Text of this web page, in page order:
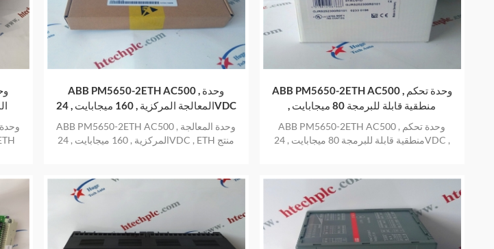
ABB PM5650-2ETH AC500 , وحدة
المعالجة المركزية , 160 ميجابايت , 24VDC
, ETH
ABB PM5650-2ETH AC500 , وحدة المعالجة
المركزية , 160 ميجابايت , 24VDC , ETH منتج
ABB PM5650-2ETH AC500 , وحدة تحكم
منطقية قابلة للبرمجة 80 ميجابايت ,
24VDC ,
ABB PM5650-2ETH AC500 , وحدة تحكم
منطقية قابلة للبرمجة 80 ميجابايت , 24VDC ,